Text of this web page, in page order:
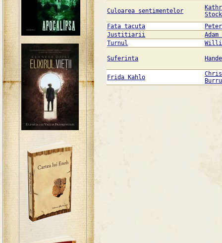
Culoarea sentimentelor
Fata tacuta
Justitiarii
Turnul
Suferinta
Frida Kahlo